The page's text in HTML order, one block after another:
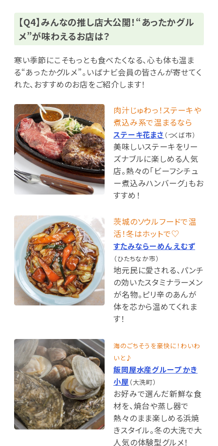
【Q4】みんなの推し店大公開！“あったかグル
メ”が味わえるお店は？
寒い季節にこそもっとも食べたくなる、心も体も温ま
る“あったかグルメ”。いばナビ会員の皆さんが寄せてく
れた、おすすめのお店をご紹介します！
肉汁じゅわっ！ステーキや
煮込み系で温まるなら
ステーキ花まさ （つくば市）
美味しいステーキをリー
ズナブルに楽しめる人気
店。熱々の「ビーフシチュ
ー煮込みハンバーグ」もお
すすめ！
茨城のソウルフードで温
活！冬はホットで♡
すたみならーめん えむず
（ひたちなか市）
地元民に愛される、パンチ
の効いたスタミナラーメン
が名物。ピリ辛のあんが
体を芯から温めてくれま
す！
海のごちそうを豪快に！わいわ
いと♪
飯岡屋水産グループ かき
小屋 （大洗町）
お好みで選んだ新鮮な食
材を、焼台や蒸し器で
熱々のまま楽しめる浜焼
きスタイル。冬の大洗で大
人気の体験型グルメ！